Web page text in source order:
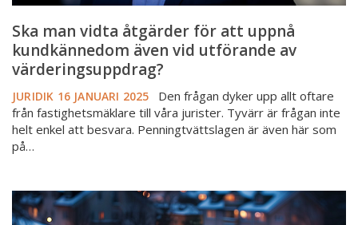
av
värderingsuppdrag?
Ska man vidta åtgärder för att uppnå
kundkännedom även vid utförande av
värderingsuppdrag?
JURIDIK 16 JANUARI 2025
Den frågan dyker upp allt oftare
från fastighetsmäklare till våra jurister. Tyvärr är frågan inte
helt enkel att besvara. Penningtvättslagen är även här som
på…
SvD:
“Felvärderingar